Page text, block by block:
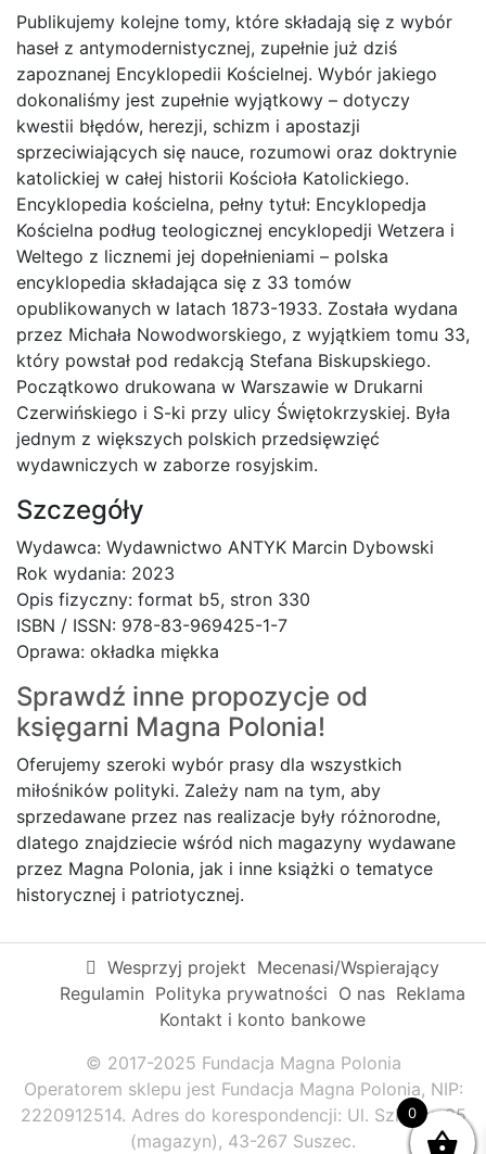
Publikujemy kolejne tomy, które składają się z wybór
haseł z antymodernistycznej, zupełnie już dziś
zapoznanej Encyklopedii Kościelnej. Wybór jakiego
dokonaliśmy jest zupełnie wyjątkowy – dotyczy
kwestii błędów, herezji, schizm i apostazji
sprzeciwiających się nauce, rozumowi oraz doktrynie
katolickiej w całej historii Kościoła Katolickiego.
Encyklopedia kościelna, pełny tytuł: Encyklopedja
Kościelna podług teologicznej encyklopedji Wetzera i
Weltego z licznemi jej dopełnieniami – polska
encyklopedia składająca się z 33 tomów
opublikowanych w latach 1873-1933. Została wydana
przez Michała Nowodworskiego, z wyjątkiem tomu 33,
który powstał pod redakcją Stefana Biskupskiego.
Początkowo drukowana w Warszawie w Drukarni
Czerwińskiego i S-ki przy ulicy Świętokrzyskiej. Była
jednym z większych polskich przedsięwzięć
wydawniczych w zaborze rosyjskim.
Szczegóły
Wydawca: Wydawnictwo ANTYK Marcin Dybowski
Rok wydania: 2023
Opis fizyczny: format b5, stron 330
ISBN / ISSN: 978-83-969425-1-7
Oprawa: okładka miękka
Sprawdź inne propozycje od
księgarni Magna Polonia!
Oferujemy szeroki wybór prasy dla wszystkich
miłośników polityki. Zależy nam na tym, aby
sprzedawane przez nas realizacje były różnorodne,
dlatego znajdziecie wśród nich magazyny wydawane
przez Magna Polonia, jak i inne książki o tematyce
historycznej i patriotycznej.
Wesprzyj projekt Mecenasi/Wspierający
Regulamin Polityka prywatności O nas Reklama
Kontakt i konto bankowe
© 2017-2025 Fundacja Magna Polonia
Operatorem sklepu jest Fundacja Magna Polonia, NIP:
2220912514. Adres do korespondencji: Ul. Szkolna 95
(magazyn), 43-267 Suszec.
0